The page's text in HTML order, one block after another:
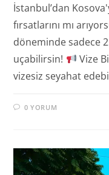
İstanbul’dan
fırsatlarını mı
döneminde sadece
uçabilirsin!
Vize
vizesiz seyahat
0 YORUM